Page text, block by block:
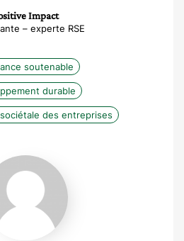
Impact
– experte RSE
soutenable
durable
des entreprises
Lili
Vessereau